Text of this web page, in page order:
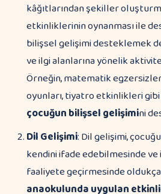
kâğıtlarından şekiller
etkinliklerinin oynanması ile
bilişsel gelişimi desteklemek
ve ilgi alanlarına yönelik
Örneğin, matematik
oyunları, tiyatro etkinlikleri
çocuğun bilişsel gelişimini
Dil Gelişimi: Dil gelişimi,
kendini ifade edebilmesinde
faaliyete geçirmesinde
anaokulunda uygulan